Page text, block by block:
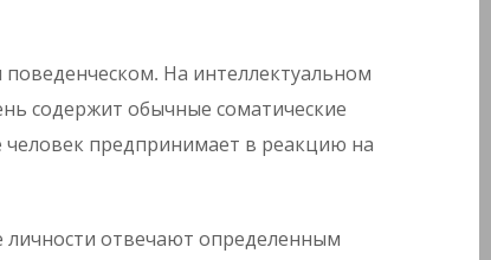
На интеллектуальном
содержит обычные соматические
человек предпринимает в реакцию на
отвечают определенным